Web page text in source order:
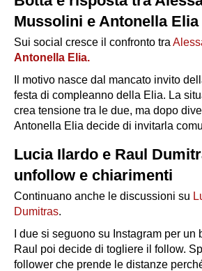
Mussolini e Antonella Elia
Sui social cresce il confronto tra
Antonella Elia.
Il motivo nasce dal mancato invito
festa di compleanno della Elia. La
crea tensione tra le due, ma dopo
Antonella Elia decide di invitarla
Lucia Ilardo e Raul
unfollow e chiarimenti
Continuano anche le discussioni su
Dumitras.
I due si seguono su Instagram per un
Raul poi decide di togliere il follow.
follower che prende le distanze